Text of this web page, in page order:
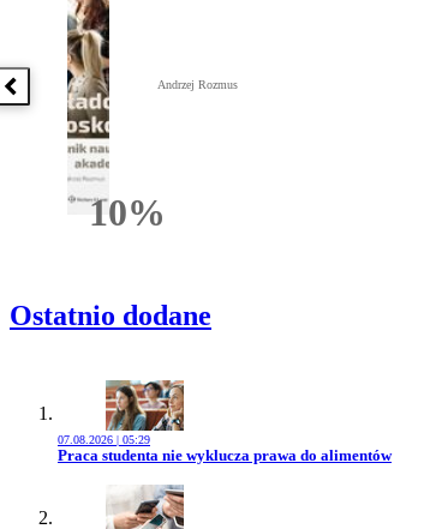
Poprzednia książka
10%Rabatu
Andrzej Rozmus
Ostatnio dodane
07.08.2026 | 05:29
Przejdź do artykułu:
Praca studenta nie wyklucza prawa do alimentów